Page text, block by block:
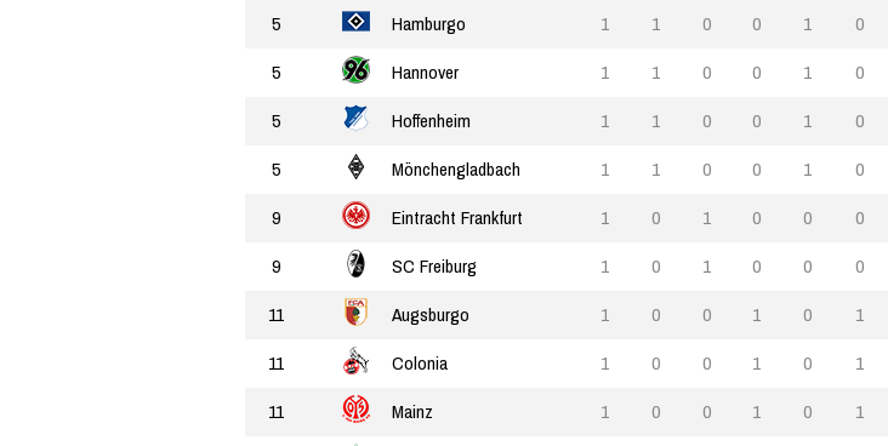
5
Hamburgo 1 1 0 0 1 0
5
Hannover 1 1 0 0 1 0
5
Hoffenheim 1 1 0 0 1 0
5
Mönchengladbach 1 1 0 0 1 0
9
Eintracht Frankfurt 1 0 1 0 0 0
9
SC Freiburg 1 0 1 0 0 0
11
Augsburgo 1 0 0 1 0 1
11
Colonia 1 0 0 1 0 1
11
Mainz 1 0 0 1 0 1